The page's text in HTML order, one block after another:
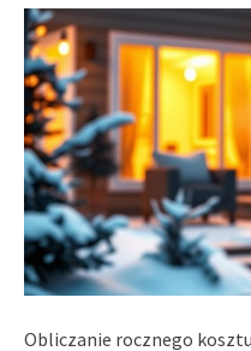
Obliczanie rocznego